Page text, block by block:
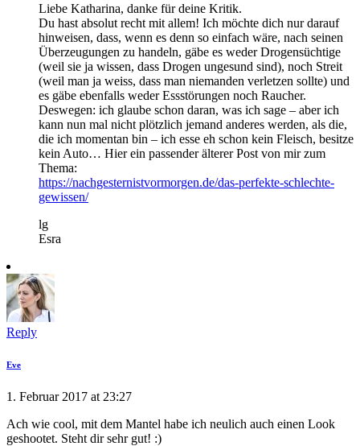
Liebe Katharina, danke für deine Kritik.
Du hast absolut recht mit allem! Ich möchte dich nur darauf
hinweisen, dass, wenn es denn so einfach wäre, nach seinen
Überzeugungen zu handeln, gäbe es weder Drogensüchtige
(weil sie ja wissen, dass Drogen ungesund sind), noch Streit
(weil man ja weiss, dass man niemanden verletzen sollte) und
es gäbe ebenfalls weder Essstörungen noch Raucher.
Deswegen: ich glaube schon daran, was ich sage – aber ich
kann nun mal nicht plötzlich jemand anderes werden, als die,
die ich momentan bin – ich esse eh schon kein Fleisch, besitze
kein Auto… Hier ein passender älterer Post von mir zum
Thema:
https://nachgesternistvormorgen.de/das-perfekte-schlechte-
gewissen/
lg
Esra
Reply
Eve
1. Februar 2017 at 23:27
Ach wie cool, mit dem Mantel habe ich neulich auch einen Look
geshootet. Steht dir sehr gut! :)